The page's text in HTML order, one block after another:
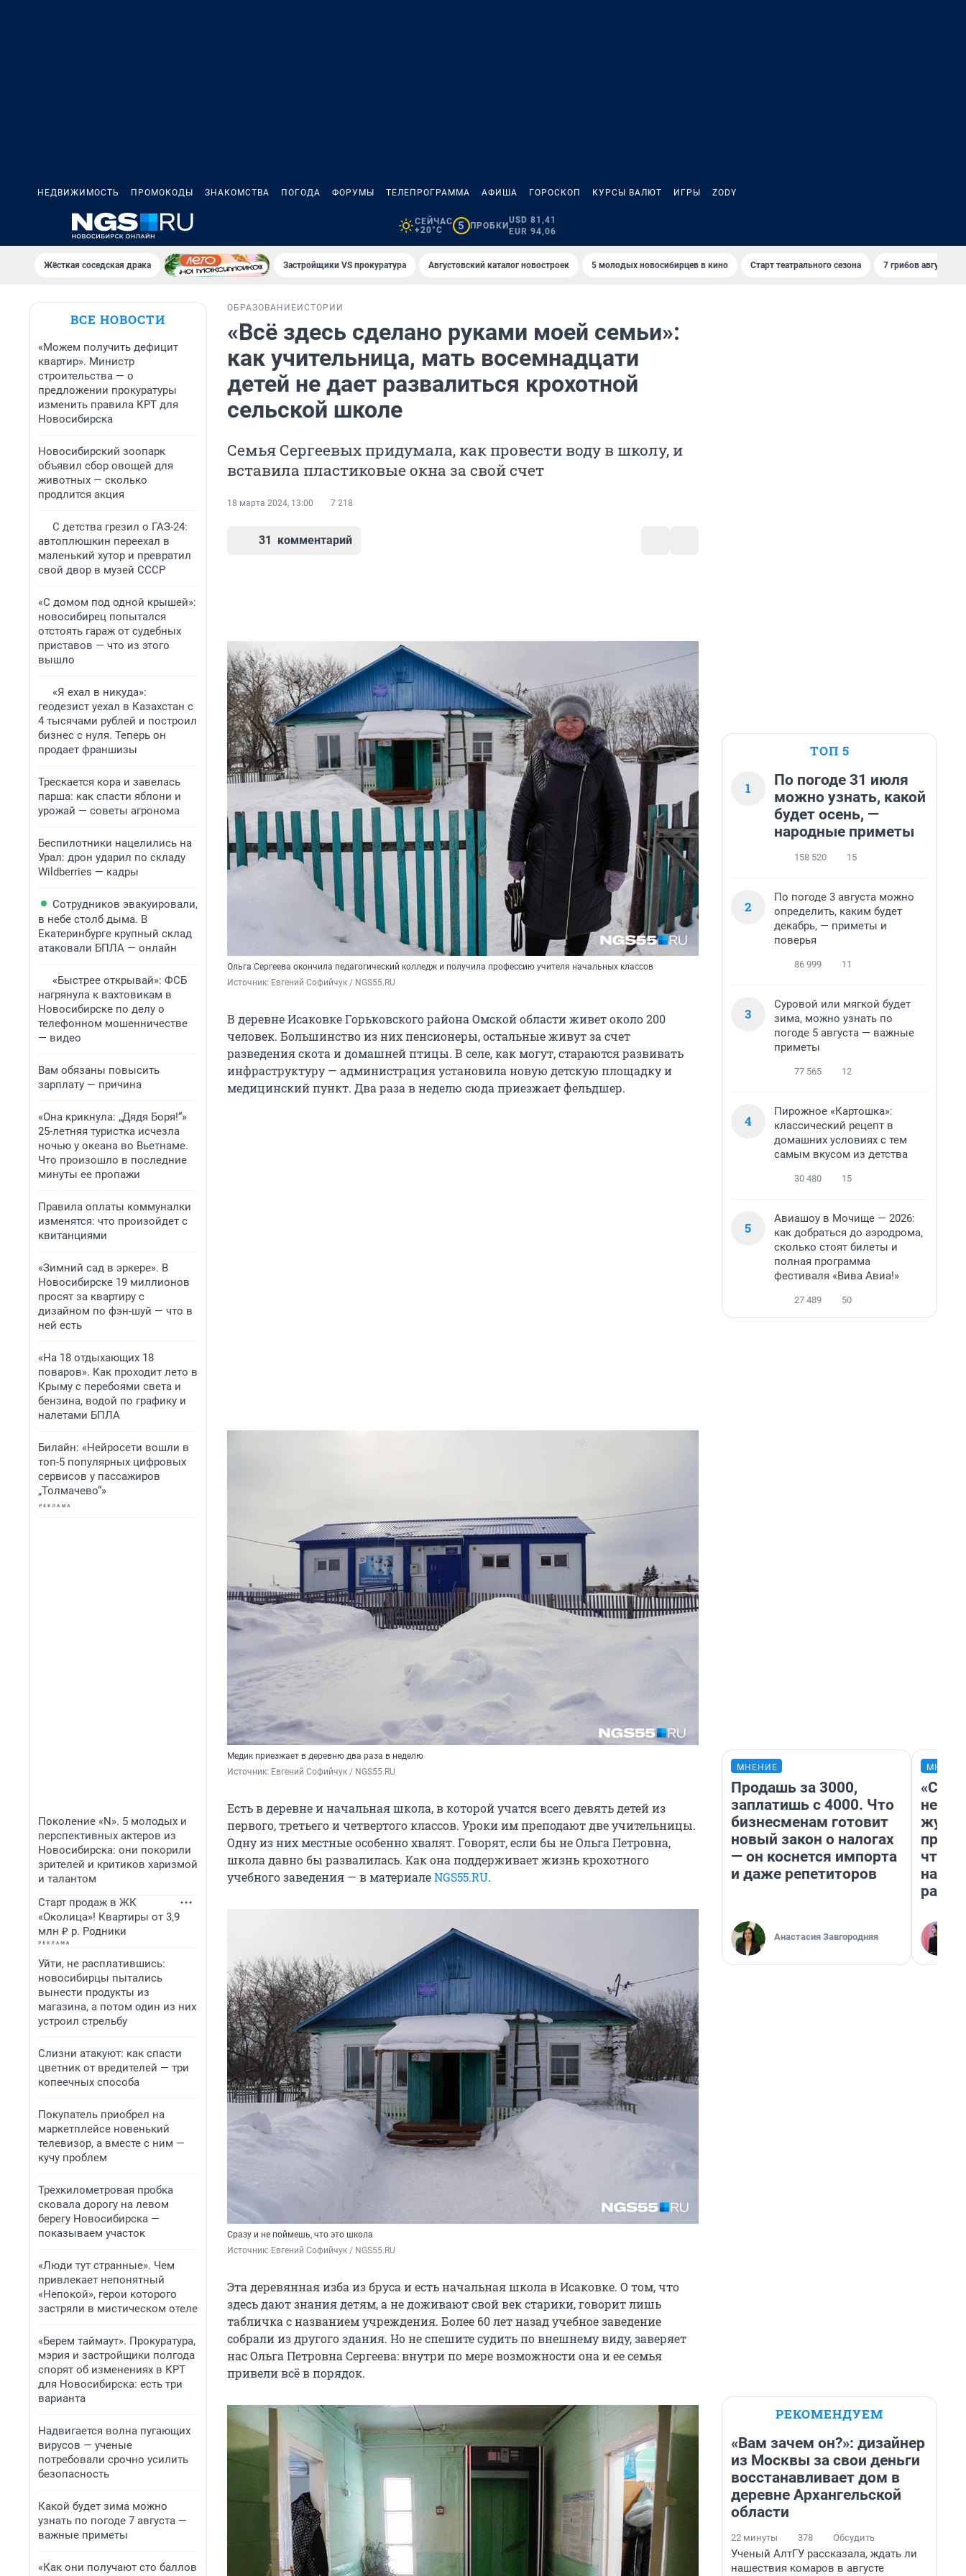
НЕДВИЖИМОСТЬ ПРОМОКОДЫ ЗНАКОМСТВА ПОГОДА ФОРУМЫ ТЕЛЕПРОГРАММА АФИША ГОРОСКОП КУРСЫ ВАЛЮТ ИГРЫ ZODY
СЕЙЧАС
+20°C
5 ПРОБКИ
USD 81,41
EUR 94,06
Жёсткая соседская драка Застройщики VS прокуратура Августовский каталог новостроек 5 молодых новосибирцев в кино Старт театрального сезона 7 грибов августа
ВСЕ НОВОСТИ
«Можем получить дефицит
квартир». Министр
строительства — о
предложении прокуратуры
изменить правила КРТ для
Новосибирска
Новосибирский зоопарк
объявил сбор овощей для
животных — сколько
продлится акция
С детства грезил о ГАЗ-24:
автоплюшкин переехал в
маленький хутор и превратил
свой двор в музей СССР
«С домом под одной крышей»:
новосибирец попытался
отстоять гараж от судебных
приставов — что из этого
вышло
«Я ехал в никуда»:
геодезист уехал в Казахстан с
4 тысячами рублей и построил
бизнес с нуля. Теперь он
продает франшизы
Трескается кора и завелась
парша: как спасти яблони и
урожай — советы агронома
Беспилотники нацелились на
Урал: дрон ударил по складу
Wildberries — кадры
Сотрудников эвакуировали,
в небе столб дыма. В
Екатеринбурге крупный склад
атаковали БПЛА — онлайн
«Быстрее открывай»: ФСБ
нагрянула к вахтовикам в
Новосибирске по делу о
телефонном мошенничестве
— видео
Вам обязаны повысить
зарплату — причина
«Она крикнула: „Дядя Боря!“»
25-летняя туристка исчезла
ночью у океана во Вьетнаме.
Что произошло в последние
минуты ее пропажи
Правила оплаты коммуналки
изменятся: что произойдет с
квитанциями
«Зимний сад в эркере». В
Новосибирске 19 миллионов
просят за квартиру с
дизайном по фэн-шуй — что в
ней есть
«На 18 отдыхающих 18
поваров». Как проходит лето в
Крыму с перебоями света и
бензина, водой по графику и
налетами БПЛА
Билайн: «Нейросети вошли в
топ-5 популярных цифровых
сервисов у пассажиров
„Толмачево“»
Поколение «N». 5 молодых и
перспективных актеров из
Новосибирска: они покорили
зрителей и критиков харизмой
и талантом
Старт продаж в ЖК
«Околица»! Квартиры от 3,9
млн ₽ р. Родники
Уйти, не расплатившись:
новосибирцы пытались
вынести продукты из
магазина, а потом один из них
устроил стрельбу
Слизни атакуют: как спасти
цветник от вредителей — три
копеечных способа
Покупатель приобрел на
маркетплейсе новенький
телевизор, а вместе с ним —
кучу проблем
Трехкилометровая пробка
сковала дорогу на левом
берегу Новосибирска —
показываем участок
«Люди тут странные». Чем
привлекает непонятный
«Непокой», герои которого
застряли в мистическом отеле
«Берем таймаут». Прокуратура,
мэрия и застройщики полгода
спорят об изменениях в КРТ
для Новосибирска: есть три
варианта
Надвигается волна пугающих
вирусов — ученые
потребовали срочно усилить
безопасность
Какой будет зима можно
узнать по погоде 7 августа —
важные приметы
«Как они получают сто баллов
ОБРАЗОВАНИЕ ИСТОРИИ
«Всё здесь сделано руками моей семьи»:
как учительница, мать восемнадцати
детей не дает развалиться крохотной
сельской школе
Семья Сергеевых придумала, как провести воду в школу, и
вставила пластиковые окна за свой счет
18 марта 2024, 13:00 7 218
31 комментарий
Ольга Сергеева окончила педагогический колледж и получила профессию учителя начальных классов
Источник: Евгений Софийчук / NGS55.RU
В деревне Исаковке Горьковского района Омской области живет около 200
человек. Большинство из них пенсионеры, остальные живут за счет
разведения скота и домашней птицы. В селе, как могут, стараются развивать
инфраструктуру — администрация установила новую детскую площадку и
медицинский пункт. Два раза в неделю сюда приезжает фельдшер.
Медик приезжает в деревню два раза в неделю
Источник: Евгений Софийчук / NGS55.RU
Есть в деревне и начальная школа, в которой учатся всего девять детей из
первого, третьего и четвертого классов. Уроки им преподают две учительницы.
Одну из них местные особенно хвалят. Говорят, если бы не Ольга Петровна,
школа давно бы развалилась. Как она поддерживает жизнь крохотного
учебного заведения — в материалеNGS55.RU.
Сразу и не поймешь, что это школа
Источник: Евгений Софийчук / NGS55.RU
Эта деревянная изба из бруса и есть начальная школа в Исаковке. О том, что
здесь дают знания детям, а не доживают свой век старики, говорит лишь
табличка с названием учреждения. Более 60 лет назад учебное заведение
собрали из другого здания. Но не спешите судить по внешнему виду, заверяет
нас Ольга Петровна Сергеева: внутри по мере возможности она и ее семья
привели всё в порядок.
ТОП 5
1
По погоде 31 июля
можно узнать, какой
будет осень, —
народные приметы
158 520 15
2
По погоде 3 августа можно
определить, каким будет
декабрь, — приметы и
поверья
86 999 11
3
Суровой или мягкой будет
зима, можно узнать по
погоде 5 августа — важные
приметы
77 565 12
4
Пирожное «Картошка»:
классический рецепт в
домашних условиях с тем
самым вкусом из детства
30 480 15
5
Авиашоу в Мочище — 2026:
как добраться до аэродрома,
сколько стоят билеты и
полная программа
фестиваля «Вива Авиа!»
27 489 50
МНЕНИЕ
Продашь за 3000,
заплатишь с 4000. Что
бизнесменам готовит
новый закон о налогах
— он коснется импорта
и даже репетиторов
Анастасия Завгородняя
на
ради
РЕКОМЕНДУЕМ
«Вам зачем он?»: дизайнер
из Москвы за свои деньги
восстанавливает дом в
деревне Архангельской
области
22 минуты 378 Обсудить
Ученый АлтГУ рассказала, ждать ли
нашествия комаров в августе